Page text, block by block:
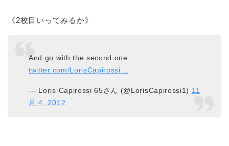
《2枚目いってみるか》
And go with the second one
twitter.com/LorisCapirossi…
— Loris Capirossi 65さん (@LorisCapirossi1) 11
月 4, 2012